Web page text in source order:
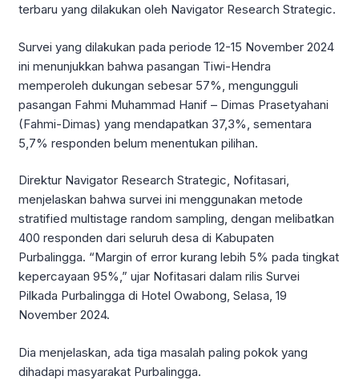
terbaru yang dilakukan oleh Navigator Research Strategic.
Survei yang dilakukan pada periode 12-15 November 2024
ini menunjukkan bahwa pasangan Tiwi-Hendra
memperoleh dukungan sebesar 57%, mengungguli
pasangan Fahmi Muhammad Hanif – Dimas Prasetyahani
(Fahmi-Dimas) yang mendapatkan 37,3%, sementara
5,7% responden belum menentukan pilihan.
Direktur Navigator Research Strategic, Nofitasari,
menjelaskan bahwa survei ini menggunakan metode
stratified multistage random sampling, dengan melibatkan
400 responden dari seluruh desa di Kabupaten
Purbalingga. “Margin of error kurang lebih 5% pada tingkat
kepercayaan 95%,” ujar Nofitasari dalam rilis Survei
Pilkada Purbalingga di Hotel Owabong, Selasa, 19
November 2024.
Dia menjelaskan, ada tiga masalah paling pokok yang
dihadapi masyarakat Purbalingga.